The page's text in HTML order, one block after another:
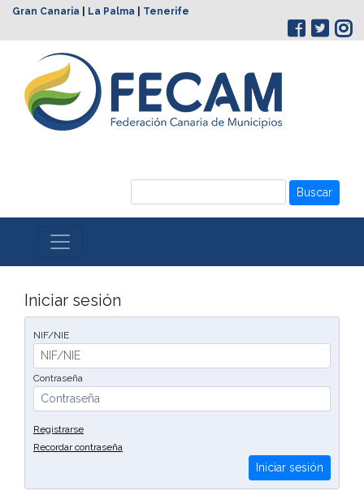
Gran Canaria La Palma Tenerife
Buscar
Iniciar sesión
NIF/NIE
Contraseña
Registrarse
Recordar contraseña
Iniciar sesión